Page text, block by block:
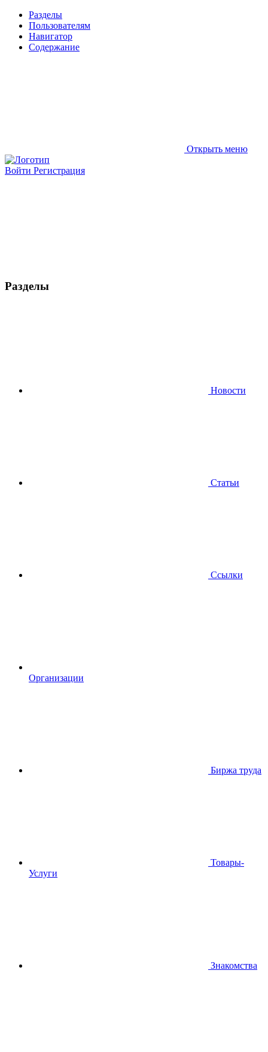
Разделы
Пользователям
Навигатор
Содержание
Открыть меню
Войти Регистрация
Разделы
Новости
Статьи
Ссылки
Организации
Биржа труда
Товары-
Услуги
Знакомства